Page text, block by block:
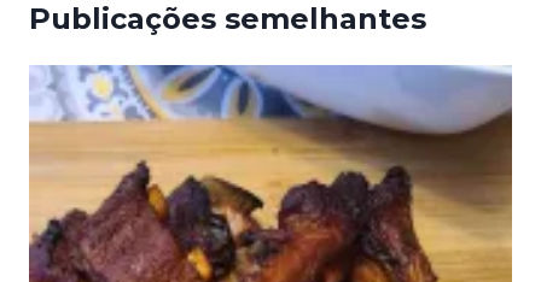
Publicações semelhantes